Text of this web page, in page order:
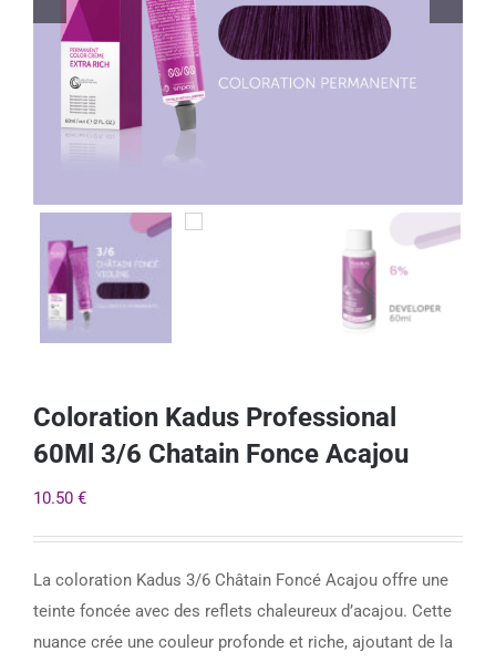
Coloration Kadus Professional
60Ml 3/6 Chatain Fonce Acajou
10.50 €
La coloration Kadus 3/6 Châtain Foncé Acajou offre une
teinte foncée avec des reflets chaleureux d’acajou. Cette
nuance crée une couleur profonde et riche, ajoutant de la